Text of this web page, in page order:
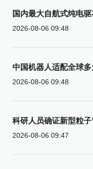
国内最大自航式纯电
2026-08-06 09:48
中国机器人适配全球
2026-08-06 09:48
科研人员确证新型粒
2026-08-06 09:47